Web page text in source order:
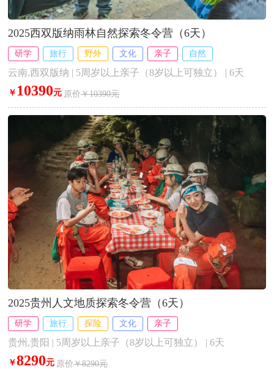
2025西双版纳雨林自然探索冬令营（6天）
研学 旅行 野外 文化 亲子 自然
云南,西双版纳 | 5周岁以上亲子（8岁以上可独立） | 6天
￥ 10390元 原价￥10390元
2025贵州人文地质探索冬令营（6天）
研学 旅行 探险 文化 亲子
贵州,贵阳 | 5周岁以上亲子（8岁以上可独立） | 6天
￥8290元 原价￥8290元